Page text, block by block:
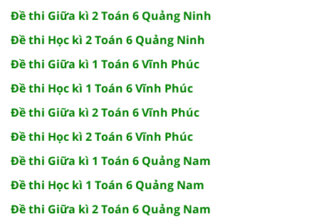
Đề thi Giữa kì 2 Toán 6 Quảng Ninh
Đề thi Học kì 2 Toán 6 Quảng Ninh
Đề thi Giữa kì 1 Toán 6 Vĩnh Phúc
Đề thi Học kì 1 Toán 6 Vĩnh Phúc
Đề thi Giữa kì 2 Toán 6 Vĩnh Phúc
Đề thi Học kì 2 Toán 6 Vĩnh Phúc
Đề thi Giữa kì 1 Toán 6 Quảng Nam
Đề thi Học kì 1 Toán 6 Quảng Nam
Đề thi Giữa kì 2 Toán 6 Quảng Nam